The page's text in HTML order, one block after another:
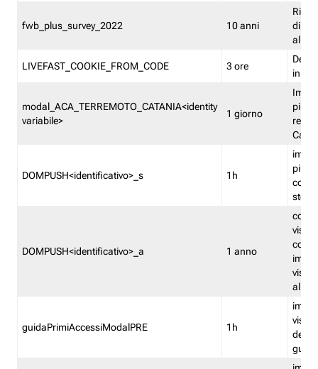
fwb_plus_survey_2022 10 anni
di
LIVEFAST_COOKIE_FROM_CODE 3 ore
in
modal_ACA_TERREMOTO_CATANIA<identity
variabile>
1 giorno
più
DOMPUSH<identificativo>_s 1h
più
DOMPUSH<identificativo>_a 1 anno
guidaPrimiAccessiModalPRE 1h
della